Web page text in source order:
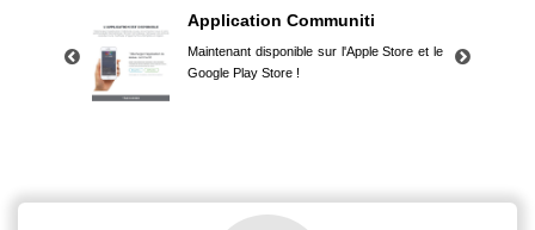
Application Communiti
Maintenant disponible sur l'Apple Store et le
Google Play Store !
Google Play Store !